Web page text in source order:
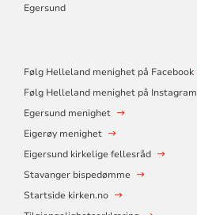
Egersund
Følg Helleland menighet på Facebook
Følg Helleland menighet på Instagram
Egersund menighet
Eigerøy menighet
Eigersund kirkelige fellesråd
Stavanger bispedømme
Startside kirken.no